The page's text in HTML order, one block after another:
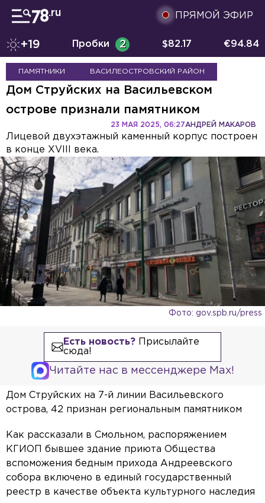
ПРЯМОЙ ЭФИР
+19 Пробки 2 $82.17 €94.84
ПАМЯТНИКИ ВАСИЛЕОСТРОВСКИЙ РАЙОН
Дом Струйских на Васильевском
острове признали памятником
АНДРЕЙ МАКАРОВ
23 МАЯ 2025, 06:27
Лицевой двухэтажный каменный корпус построен
в конце XVIII века.
Фото: gov.spb.ru/press
Есть новость?Присылайте
сюда!
Читайте нас в мессенджере Max!
Дом Струйских на 7-й линии Васильевского
острова, 42 признан региональным памятником
Как рассказали в Смольном, распоряжением
КГИОП бывшее здание приюта Общества
вспоможения бедным прихода Андреевского
собора включено в единый государственный
реестр в качестве объекта культурного наследия